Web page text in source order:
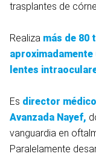
trasplantes de
Realiza más de 80
lentes
Es director
Avanzada Nayef,
vanguardia en
Paralelamente